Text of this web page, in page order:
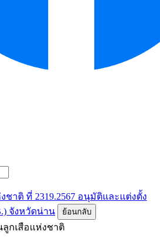
าติ ที่ 2319.2567 อนุมัติและแต่งตั้ง
จังหวัดน่าน
ลูกเสือแห่งชาติ